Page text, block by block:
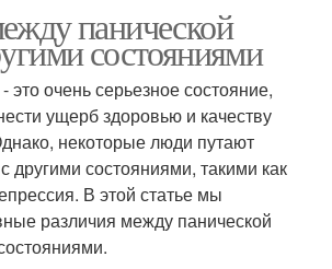
панической
состояниями
это очень серьезное состояние,
ущерб здоровью и качеству
некоторые люди путают
другими состояниями, такими как
В этой статье мы
различия между панической